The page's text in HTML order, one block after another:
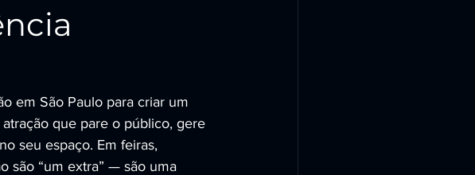
em São Paulo para criar um
que pare o público, gere
seu espaço. Em feiras,
são “um extra” — são uma